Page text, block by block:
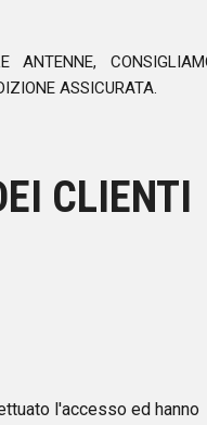
ANTENNE,
ASSICURATA.
CLIENTI
l'accesso ed hanno